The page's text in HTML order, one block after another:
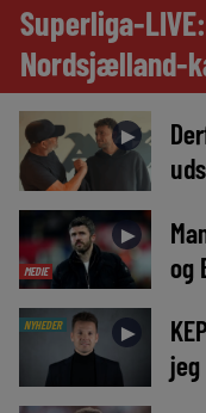
Superliga-
Nordsjælland-
►
MEDIE
►
og
NYHEDER ►
jeg